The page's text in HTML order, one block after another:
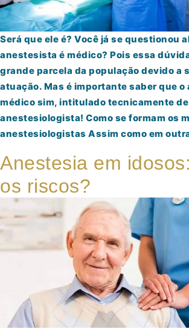
Será que ele é? Você já se questionou
anestesista é médico? Pois essa
grande parcela da população devido a
atuação. Mas é importante saber que
médico sim, intitulado tecnicamente
anestesiologista! Como se formam os
anestesiologistas Assim como em
Anestesia em
os riscos?